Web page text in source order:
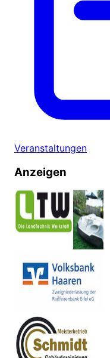
Veranstaltungen
Anzeigen